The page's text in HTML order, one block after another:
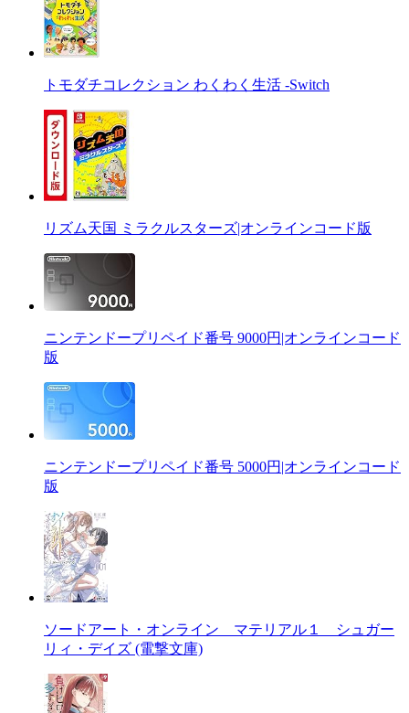
トモダチコレクション わくわく生活 -Switch
リズム天国 ミラクルスターズ|オンラインコード版
ニンテンドープリペイド番号 9000円|オンラインコード
版
ニンテンドープリペイド番号 5000円|オンラインコード
版
ソードアート・オンライン マテリアル１ シュガー
リィ・デイズ (電撃文庫)